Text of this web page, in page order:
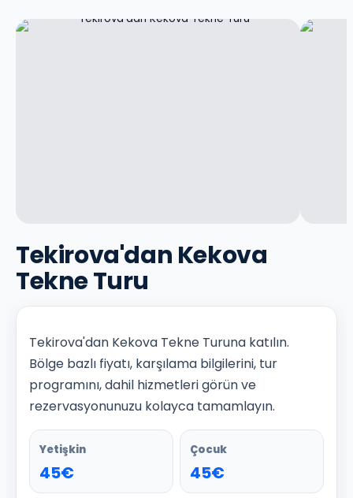
Tekirova'dan Kekova
Tekne Turu
Tekirova'dan Kekova Tekne Turuna katılın.
Bölge bazlı fiyatı, karşılama bilgilerini, tur
programını, dahil hizmetleri görün ve
rezervasyonunuzu kolayca tamamlayın.
Yetişkin
45€
Çocuk
45€